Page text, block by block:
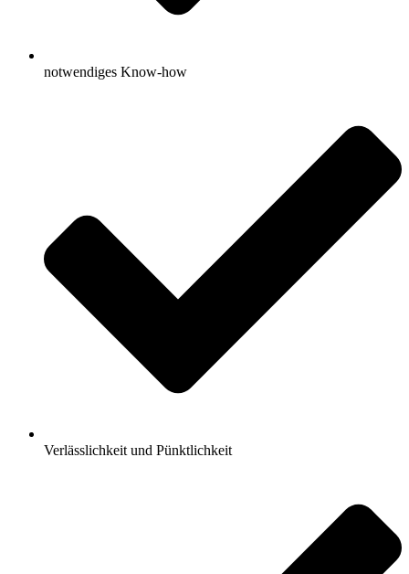
notwendiges Know-how
Verlässlichkeit und Pünktlichkeit